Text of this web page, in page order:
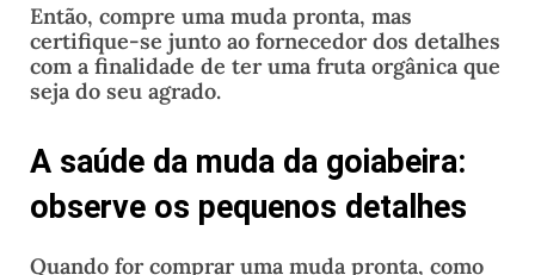
Então, compre uma muda pronta, mas
certifique-se junto ao fornecedor dos detalhes
com a finalidade de ter uma fruta orgânica que
seja do seu agrado.
A saúde da muda da goiabeira:
observe os pequenos detalhes
Quando for comprar uma muda pronta, como